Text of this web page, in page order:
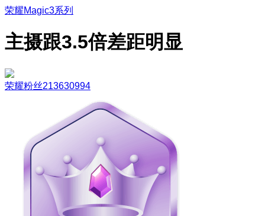
荣耀Magic3系列
主摄跟3.5倍差距明显
荣耀粉丝213630994